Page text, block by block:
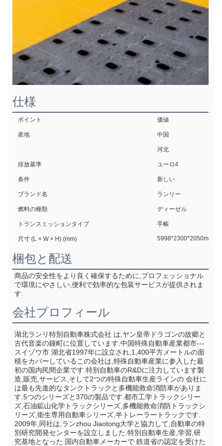
仕様
ポイント 価値
産地 中国
河北
排放基準 ユーロ4
条件 新しい
ブランド名 ランリー
燃料の種類 ディーゼル
トランスミッションタイプ 手帳
尺寸 (L × W × H) (mm) 5998*2300*2050mm
梱包と配送
商品の安全性をより良く確保するために,プロフェッショナル
で環境にやさしい,便利で効率的な包装サービスが提供されま
す.
会社プロフィール
湖北ランリ特別自動車株式会社 は,ヤン皇帝ドラゴンの故郷と
古代音楽の鐘町に位置しています.中国特殊自動車産業都市---
スイゾウ市 湖北省1997年に設立され,1,400平方メートルの面
積をカバーしているこの会社は,特殊自動車産業に参入した最
初の国内民間企業です.特別自動車のR&Dに注力しています製
造,販売,サービス,そして2つの特殊自動車生産ラインの 会社に
は最も先進的なタンクトラックと多機能救命消防車がありま
す.5つのシリーズと370の製品です.都市工学トラックシリー
ズ,石油鉱山化学トラックシリーズ,多機能救命消防トラックシ
リーズ,衛生専用自動車シリーズ,半トレーラートラックです.
2009年,同社は,ランzhou Jiaotong大学と協力して,自動車の特
別研究開発センターを設立しました.特別自動車生産,学習,研
究基地となった.国内自動車メーカーで 鉄道省の認定を受けた